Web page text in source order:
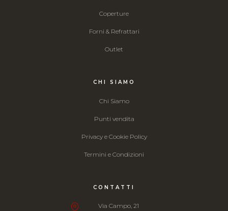
Coperture
Forni & Refrattari
Outlet
CHI SIAMO
Chi Siamo
Punti vendita
Privacy e Cookie Policy
Termini e Condizioni
CONTATTI
Via Campo, 21